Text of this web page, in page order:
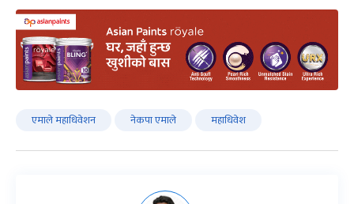
एमाले महाधिवेशन नेकपा एमाले महाधिवेश